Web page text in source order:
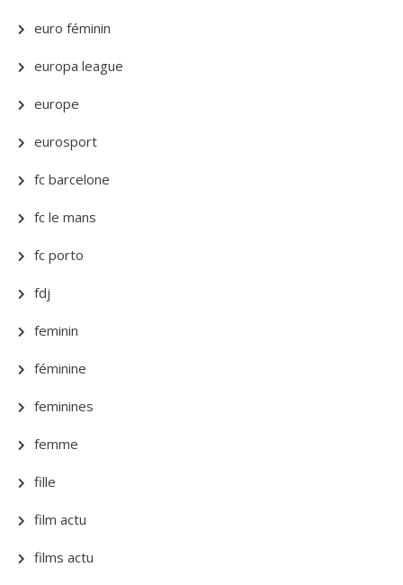
euro féminin
europa league
europe
eurosport
fc barcelone
fc le mans
fc porto
fdj
feminin
féminine
feminines
femme
fille
film actu
films actu